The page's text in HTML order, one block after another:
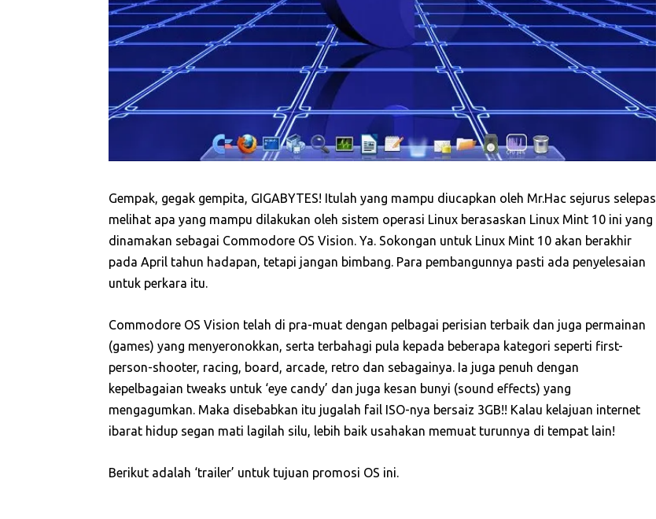
Gempak, gegak gempita, GIGABYTES! Itulah yang mampu diucapkan oleh Mr.Hac sejurus selepas
melihat apa yang mampu dilakukan oleh sistem operasi Linux berasaskan Linux Mint 10 ini yang
dinamakan sebagai Commodore OS Vision. Ya. Sokongan untuk Linux Mint 10 akan berakhir
pada April tahun hadapan, tetapi jangan bimbang. Para pembangunnya pasti ada penyelesaian
untuk perkara itu.
Commodore OS Vision telah di pra-muat dengan pelbagai perisian terbaik dan juga permainan
(games) yang menyeronokkan, serta terbahagi pula kepada beberapa kategori seperti first-
person-shooter, racing, board, arcade, retro dan sebagainya. Ia juga penuh dengan
kepelbagaian tweaks untuk ‘eye candy’ dan juga kesan bunyi (sound effects) yang
mengagumkan. Maka disebabkan itu jugalah fail ISO-nya bersaiz 3GB!! Kalau kelajuan internet
ibarat hidup segan mati lagilah silu, lebih baik usahakan memuat turunnya di tempat lain!
Berikut adalah ‘trailer’ untuk tujuan promosi OS ini.